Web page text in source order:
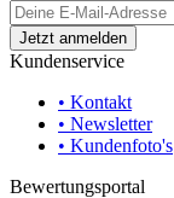
Kundenservice
• Kontakt
• Newsletter
• Kundenfoto's
Bewertungsportal